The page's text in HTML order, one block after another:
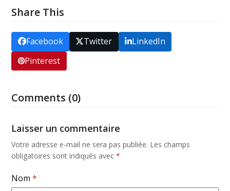
Share This
Facebook Twitter
LinkedIn
Pinterest
Comments (0)
Laisser un commentaire
Votre adresse e-mail ne sera pas publiée. Les champs
obligatoires sont indiqués avec*
Nom*